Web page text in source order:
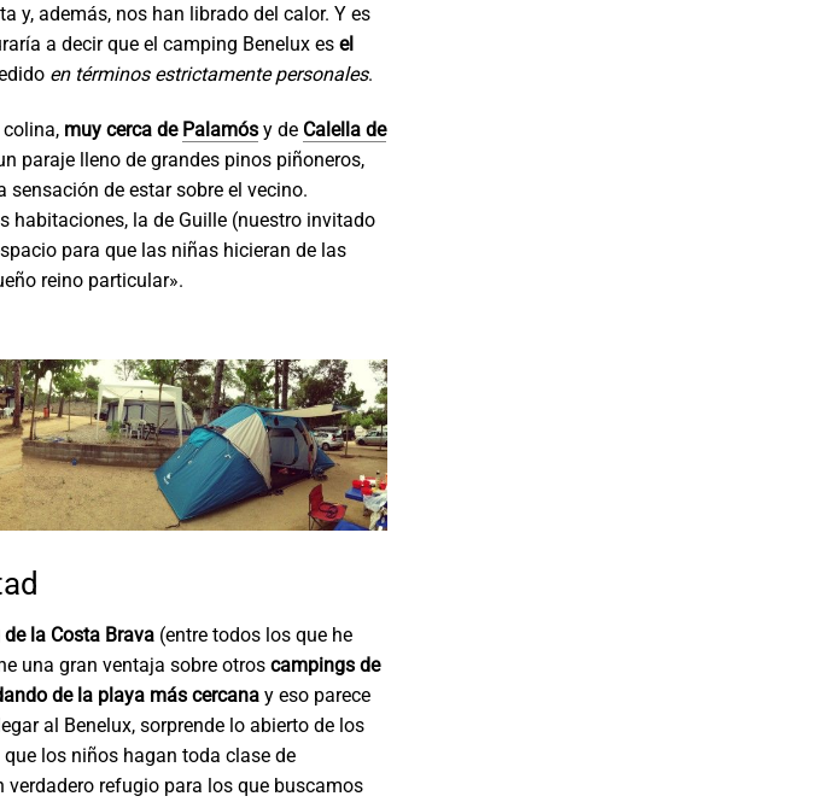
y, además, nos han librado del calor. Y es
a decir que el camping Benelux esel
en términos estrictamente personales.
muy cerca de Palamós y de Calella de
paraje lleno de grandes pinos piñoneros,
sensación de estar sobre el vecino.
habitaciones, la de Guille (nuestro invitado
para que las niñas hicieran de las
reino particular».
la Costa Brava (entre todos los que he
una gran ventaja sobre otroscampings de
de la playa más cercana y eso parece
al Benelux, sorprende lo abierto de los
los niños hagan toda clase de
verdadero refugio para los que buscamos